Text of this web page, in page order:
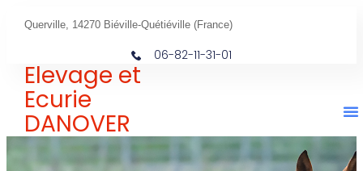
Querville, 14270 Biéville-Quétiéville (France)
06-82-11-31-01
Elevage et
Ecurie
DANOVER